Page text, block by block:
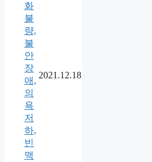
화
불
량,
불
안
장
애,
의
욕
저
하,
빈
맥
2021.12.18